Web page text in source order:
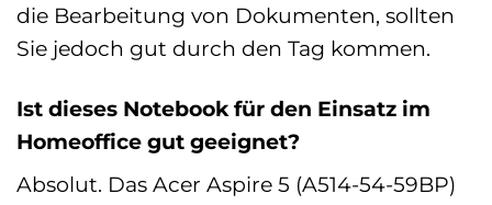
die Bearbeitung von Dokumenten, sollten
Sie jedoch gut durch den Tag kommen.
Ist dieses Notebook für den Einsatz im
Homeoffice gut geeignet?
Absolut. Das Acer Aspire 5 (A514-54-59BP)